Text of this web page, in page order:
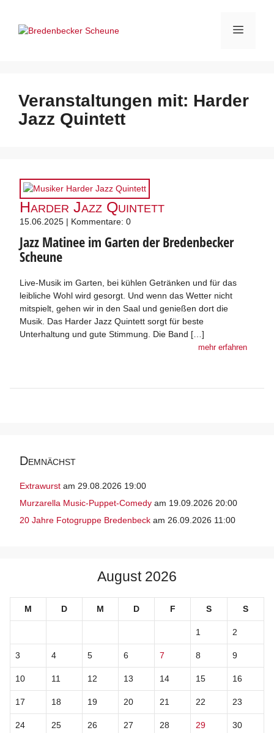
springen
Menü
Veranstaltungen mit: Harder
Jazz Quintett
Harder Jazz Quintett
15.06.2025 | Kommentare: 0
Jazz Matinee im Garten der Bredenbecker
Scheune
Live-Musik im Garten, bei kühlen Getränken und für das
leibliche Wohl wird gesorgt. Und wenn das Wetter nicht
mitspielt, gehen wir in den Saal und genießen dort die
Musik. Das Harder Jazz Quintett sorgt für beste
Unterhaltung und gute Stimmung. Die Band […]
mehr erfahren
Demnächst
Extrawurst am 29.08.2026 19:00
Murzarella Music-Puppet-Comedy am 19.09.2026 20:00
20 Jahre Fotogruppe Bredenbeck am 26.09.2026 11:00
August 2026
M D M D F S S
1 2
3 4 5 6 7 8 9
10 11 12 13 14 15 16
17 18 19 20 21 22 23
24 25 26 27 28 29 30